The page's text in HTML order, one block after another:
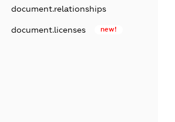
document.relationships
document.licenses new!